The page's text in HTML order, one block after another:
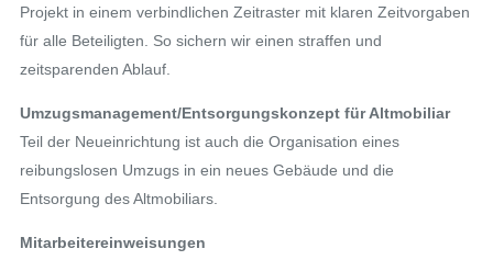
Projekt in einem verbindlichen Zeitraster mit klaren Zeitvorgaben
für alle Beteiligten. So sichern wir einen straffen und
zeitsparenden Ablauf.
Umzugsmanagement/Entsorgungskonzept für Altmobiliar
Teil der Neueinrichtung ist auch die Organisation eines
reibungslosen Umzugs in ein neues Gebäude und die
Entsorgung des Altmobiliars.
Mitarbeitereinweisungen